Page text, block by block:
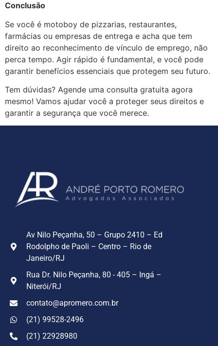
Conclusão
Se você é motoboy de pizzarias, restaurantes,
farmácias ou empresas de entrega e acha que tem
direito ao reconhecimento de vínculo de emprego, não
perca tempo. Agir rápido é fundamental, e você pode
garantir benefícios essenciais que protegem seu futuro.
Tem dúvidas? Agende uma consulta gratuita agora
mesmo! Vamos ajudar você a proteger seus direitos e
garantir a segurança que você merece.
Av Nilo Peçanha, 50 – Grupo 2410 – Ed
Rodolpho de Paoli – Centro – Rio de
Janeiro/RJ
Rua Dr. Nilo Peçanha, 80 - 405 – Ingá –
Niterói/RJ
contato@apromero.com.br
(21) 99528-2496
(21) 22928980